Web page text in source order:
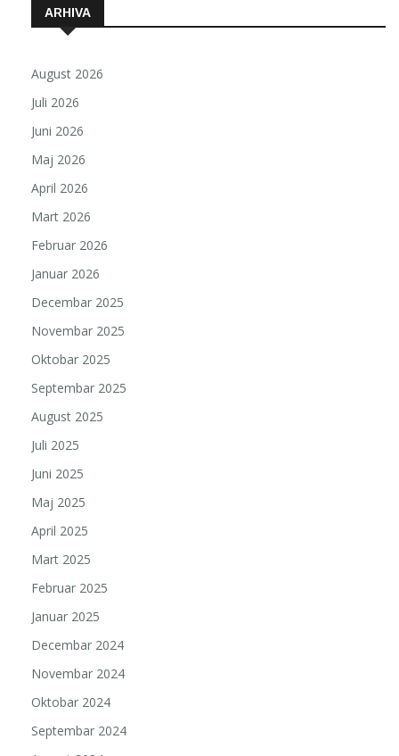
ARHIVA
August 2026
Juli 2026
Juni 2026
Maj 2026
April 2026
Mart 2026
Februar 2026
Januar 2026
Decembar 2025
Novembar 2025
Oktobar 2025
Septembar 2025
August 2025
Juli 2025
Juni 2025
Maj 2025
April 2025
Mart 2025
Februar 2025
Januar 2025
Decembar 2024
Novembar 2024
Oktobar 2024
Septembar 2024